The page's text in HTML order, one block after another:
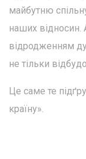
майбутню
наших відносин.
відродженням
не тільки
Це саме те
країну».